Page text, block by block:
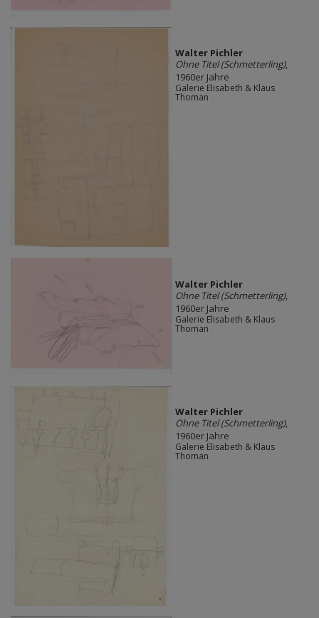
Walter Pichler
Ohne Titel (Schmetterling),
1960er Jahre
Galerie Elisabeth & Klaus
Thoman
Walter Pichler
Ohne Titel (Schmetterling),
1960er Jahre
Galerie Elisabeth & Klaus
Thoman
Walter Pichler
Ohne Titel (Schmetterling),
1960er Jahre
Galerie Elisabeth & Klaus
Thoman